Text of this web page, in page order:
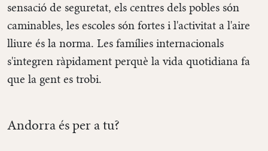
sensació de seguretat, els centres dels pobles són
caminables, les escoles són fortes i l'activitat a l'aire
lliure és la norma. Les famílies internacionals
s'integren ràpidament perquè la vida quotidiana fa
que la gent es trobi.
Andorra és per a tu?